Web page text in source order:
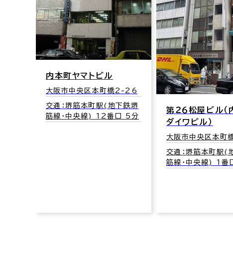
内本町ヤマトビル
大阪市中央区本町橋2-26
交通：堺筋本町駅(地下鉄堺
筋線･中央線) 12番口 5分
第２６松屋ビル（内本町
ダイワビル）
大阪市中央区本町橋2-22
交通：堺筋本町駅(地下鉄堺
筋線･中央線) 1番口 5分